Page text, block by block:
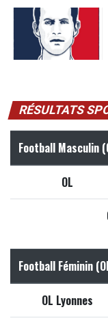
RÉSULTATS
Football Masculin
OL
Football Féminin
OL Lyonnes